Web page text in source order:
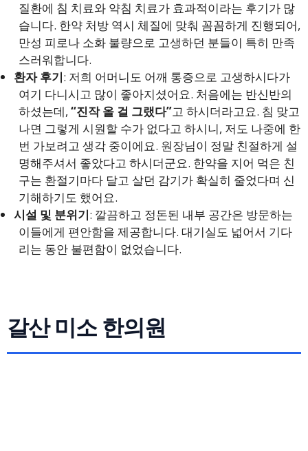
질환에 침 치료와 약침 치료가 효과적이라는 후기가 많
습니다. 한약 처방 역시 체질에 맞춰 꼼꼼하게 진행되어,
만성 피로나 소화 불량으로 고생하던 분들이 특히 만족
스러워합니다.
환자 후기: 저희 어머니도 어깨 통증으로 고생하시다가
여기 다니시고 많이 좋아지셨어요. 처음에는 반신반의
하셨는데, “진작 올 걸 그랬다”고 하시더라고요. 침 맞고
나면 그렇게 시원할 수가 없다고 하시니, 저도 나중에 한
번 가보려고 생각 중이에요. 원장님이 정말 친절하게 설
명해주셔서 좋았다고 하시더군요. 한약을 지어 먹은 친
구는 환절기마다 달고 살던 감기가 확실히 줄었다며 신
기해하기도 했어요.
시설 및 분위기: 깔끔하고 정돈된 내부 공간은 방문하는
이들에게 편안함을 제공합니다. 대기실도 넓어서 기다
리는 동안 불편함이 없었습니다.
갈산 미소 한의원